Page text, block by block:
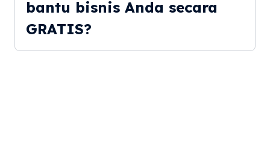
bantu bisnis Anda secara
GRATIS?